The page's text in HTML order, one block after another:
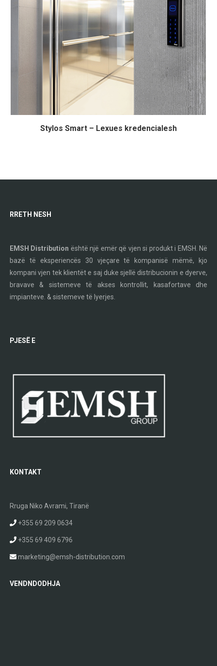
Stylos Smart – Lexues kredencialesh
RRETH NESH
EMSH Distribution është një emër që vjen si produkt i EMSH. Në
bazë të eksperiencës 30 vjeçare të kompanisë mëmë, kjo
kompani vjen tek klientët e saj duke sjellë distribucionin e dyerve,
bravave & sistemeve të akses kontrollit, kasafortave dhe
impianteve. & sistemeve të lyerjes.
PJESË E
KONTAKT
Rruga Niko Avrami, Tiranë
+355 69 209 0634
+355 69 409 6796
marketing@emsh-distribution.com
VENDNDODHJA